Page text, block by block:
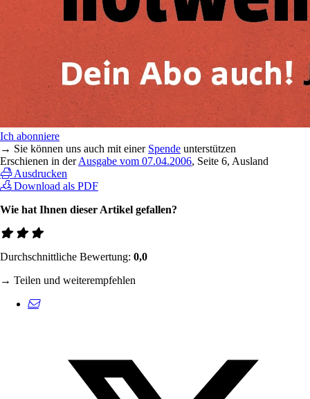
Ich abonniere
→ Sie können uns auch mit einer Spende unterstützen
Erschienen in derAusgabe vom 07.04.2006, Seite 6, Ausland
Ausdrucken
Download als PDF
Wie hat Ihnen dieser Artikel gefallen?
Durchschnittliche Bewertung: 0,0
→ Teilen und weiterempfehlen